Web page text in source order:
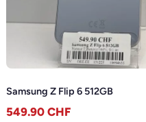
Samsung Z Flip 6 512GB
549.90 CHF